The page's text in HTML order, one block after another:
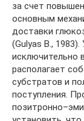
за счет
основным
доставки
(Gulyas B.,
исключительно
располагает
субстратов и
поступления.